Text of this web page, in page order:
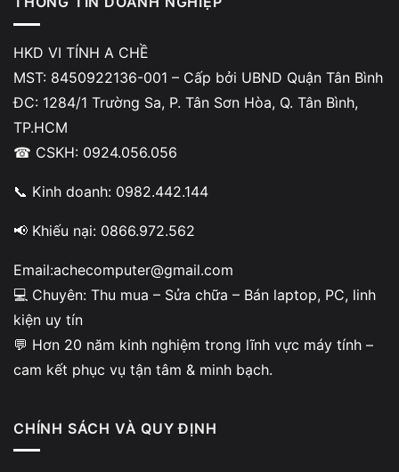
2.1. Thoát trạng thái màn hình đen sau hibernate
an toàn
Nhấn phím nguồn 1 lần ngắn , chờ 5–10 giây
Thử tổ hợp
VGA
Nếu không phản hồi,giữ nút nguồn 5–7 giây
cứng (chỉ dùng khi bắt buộc)
thống và file hibernate nghiêm trọng hơn.
2.2. Reset và cấu hình lại chế độ hibernate trong
Windows
hiberfil.sys
HKD VI TÍNH A CHỀ
MST: 8450922136-001 – Cấp bởi UBND Quận Tân Bình
ĐC: 1284/1 Trường Sa, P. Tân Sơn Hòa, Q. Tân Bình,
TP.HCM
☎ CSKH: 0924.056.056
📞 Kinh doanh: 0982.442.144
📢 Khiếu nại: 0866.972.562
Email:achecomputer@gmail.com
💻 Chuyên: Thu mua – Sửa chữa – Bán laptop, PC, linh
kiện uy tín
💬 Hơn 20 năm kinh nghiệm trong lĩnh vực máy tính –
cam kết phục vụ tận tâm & minh bạch.
CHÍNH SÁCH VÀ QUY ĐỊNH